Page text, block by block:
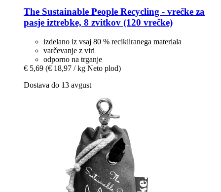
The Sustainable People Recycling -​ vrečke za
pasje iztrebke, 8 zvitkov (120 vrečke)
izdelano iz vsaj 80 % recikliranega materiala
varčevanje z viri
odporno na trganje
€ 5,69 (€ 18,97 / kg Neto plod)
Dostava do 13 avgust